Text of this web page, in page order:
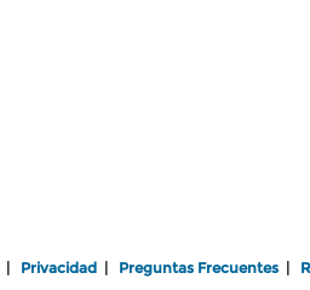
Privacidad Preguntas Frecuentes